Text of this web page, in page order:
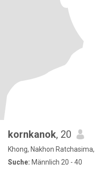
kornkanok, 20
Khong, Nakhon
Suche: Männlich 20 - 40